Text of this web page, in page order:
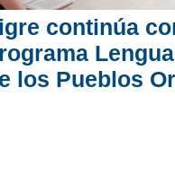
continúa
los Pueblos